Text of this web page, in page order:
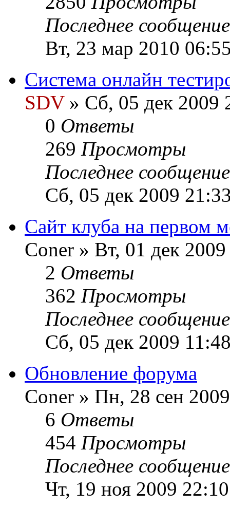
Последнее
Вт, 23 мар 2010
Система онлайн
SDV» Сб, 05 дек 2009
0 Ответы
269 Просмотры
Последнее
Сб, 05 дек 2009
Сайт клуба на первом
Coner » Вт, 01 дек
2 Ответы
362 Просмотры
Последнее
Сб, 05 дек 2009
Обновление форума
Coner » Пн, 28 сен
6 Ответы
454 Просмотры
Последнее
Чт, 19 ноя 2009 22:10